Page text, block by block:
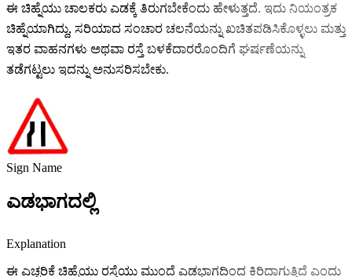
ಈ ಚಿಹ್ನೆಯು ಚಾಲಕರು ಎಡಕ್ಕೆ ತಿರುಗಬೇಕೆಂದು ಹೇಳುತ್ತದೆ. ಇದು ನಿಯಂತ್ರಕ
ಚಿಹ್ನೆಯಾಗಿದ್ದು, ಸರಿಯಾದ ಸಂಚಾರ ಚಲನೆಯನ್ನು ಖಚಿತಪಡಿಸಿಕೊಳ್ಳಲು ಮತ್ತು
ಇತರ ವಾಹನಗಳು ಅಥವಾ ರಸ್ತೆ ಬಳಕೆದಾರರೊಂದಿಗೆ ಘರ್ಷಣೆಯನ್ನು
ತಡೆಗಟ್ಟಲು ಇದನ್ನು ಅನುಸರಿಸಬೇಕು.
Sign Name
ಎಡಭಾಗದಲ್ಲಿ
Explanation
ಈ ಎಚ್ಚರಿಕೆ ಚಿಹ್ನೆಯು ರಸ್ತೆಯು ಮುಂದೆ ಎಡಭಾಗದಿಂದ ಕಿರಿದಾಗುತ್ತಿದೆ ಎಂದು